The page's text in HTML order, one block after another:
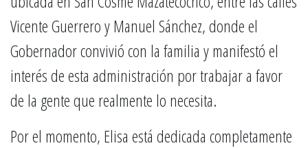
Vicente Guerrero y Manuel Sánchez, donde el
Gobernador convivió con la familia y manifestó el
interés de esta administración por trabajar a favor
de la gente que realmente lo necesita.
Por el momento, Elisa está dedicada completamente